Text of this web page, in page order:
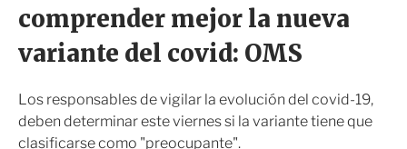
r
comprender mejor la nueva
variante del covid: OMS
Los responsables de vigilar la evolución del covid-19,
deben determinar este viernes si la variante tiene que
clasificarse como "preocupante".